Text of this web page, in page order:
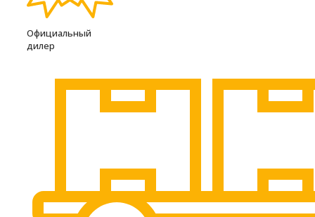
Официальный
дилер